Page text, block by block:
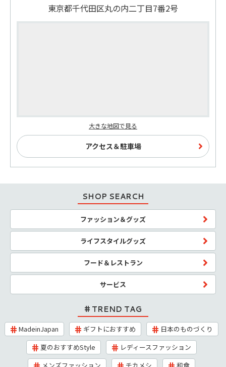
東京都千代田区丸の内二丁目7番2号
大きな地図で見る
アクセス＆駐車場
SHOP SEARCH
ファッション＆グッズ
ライフスタイルグッズ
フード＆レストラン
サービス
TREND TAG
MadeinJapan ギフトにおすすめ
日本のものづくり
夏のおすすめStyle
レディースファッション
メンズファッション
チカメシ
和食